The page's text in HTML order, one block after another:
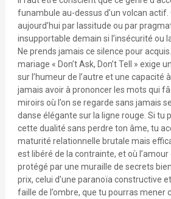
funambule au-dessus d’un volcan actif.
aujourd’hui par lassitude ou par
insupportable demain si l’insécurité ou
Ne prends jamais ce silence pour
mariage « Don’t Ask, Don’t Tell » exige
sur l’humeur de l’autre et une capacité
jamais avoir à prononcer les mots qui
miroirs où l’on se regarde sans jamais
danse élégante sur la ligne rouge. Si tu
cette dualité sans perdre ton âme, tu
maturité relationnelle brutale mais
est libéré de la contrainte, et où
protégé par une muraille de secrets
prix, celui d’une paranoïa constructive
faille de l’ombre, que tu pourras mener